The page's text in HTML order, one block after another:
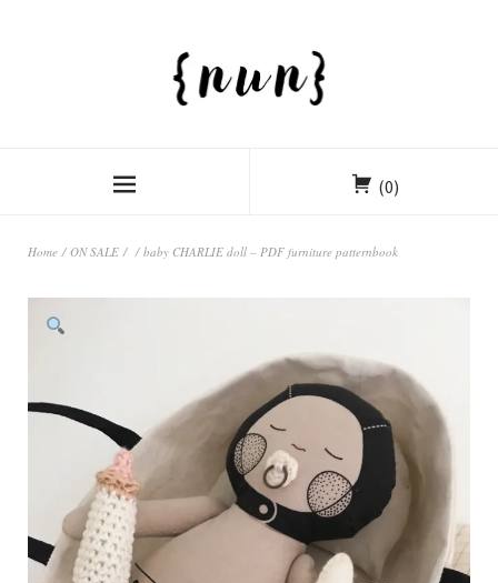
(0)
Home / ON SALE / / baby CHARLIE doll – PDF furniture patternbook